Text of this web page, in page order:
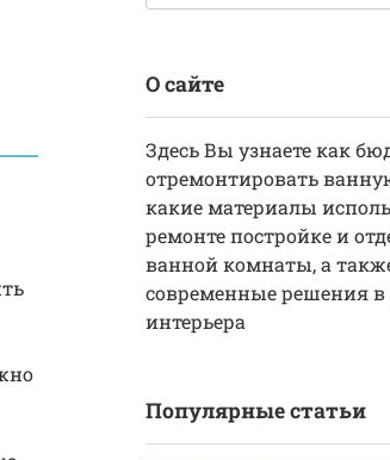
О сайте
Здесь Вы узнаете как
отремонтировать
какие материалы
ремонте постройке и
ванной комнаты, а
современные решения в
интерьера
Популярные статьи